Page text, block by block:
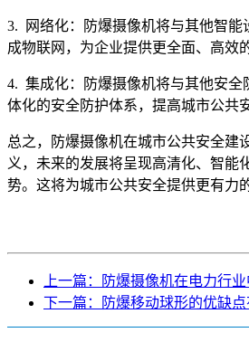
3. 网络化：防爆摄像机将与其他智能
成物联网，为企业提供更全面、高效
4. 集成化：防爆摄像机将与其他安全
体化的安全防护体系，提高城市公共
总之，防爆摄像机在城市公共安全建
义，未来的发展将呈现高清化、智能
势。这将为城市公共安全提供更有力
上一篇：防爆摄像机在电力行
下一篇：防爆移动球形的优缺点